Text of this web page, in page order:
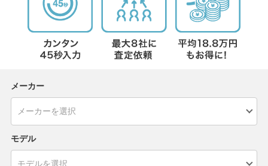
メーカー
モデル